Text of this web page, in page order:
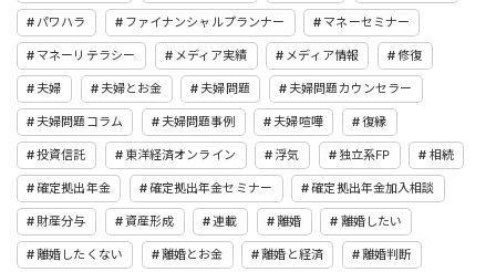
パワハラ ファイナンシャルプランナー マネーセミナー
マネーリテラシー メディア実績 メディア情報 修復
夫婦 夫婦とお金 夫婦問題 夫婦問題カウンセラー
夫婦問題コラム 夫婦問題事例 夫婦喧嘩 復縁
投資信託 東洋経済オンライン 浮気 独立系FP 相続
確定拠出年金 確定拠出年金セミナー 確定拠出年金加入相談
財産分与 資産形成 連載 離婚 離婚したい
離婚したくない 離婚とお金 離婚と経済 離婚判断